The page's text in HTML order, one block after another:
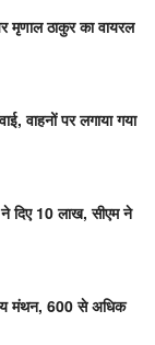
मृणाल ठाकुर का वायरल
वाहनों पर लगाया गया
दिए 10 लाख, सीएम ने
मंथन, 600 से अधिक